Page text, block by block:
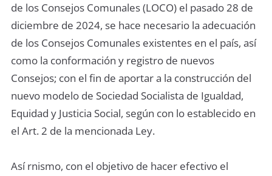
de los Consejos Comunales (LOCO) el pasado 28 de
diciembre de 2024, se hace necesario la adecuación
de los Consejos Comunales existentes en el país, así
como la conformación y registro de nuevos
Consejos; con el fin de aportar a la construcción del
nuevo modelo de Sociedad Socialista de Igualdad,
Equidad y Justicia Social, según con lo establecido en
el Art. 2 de la mencionada Ley.
Así rnismo, con el objetivo de hacer efectivo el